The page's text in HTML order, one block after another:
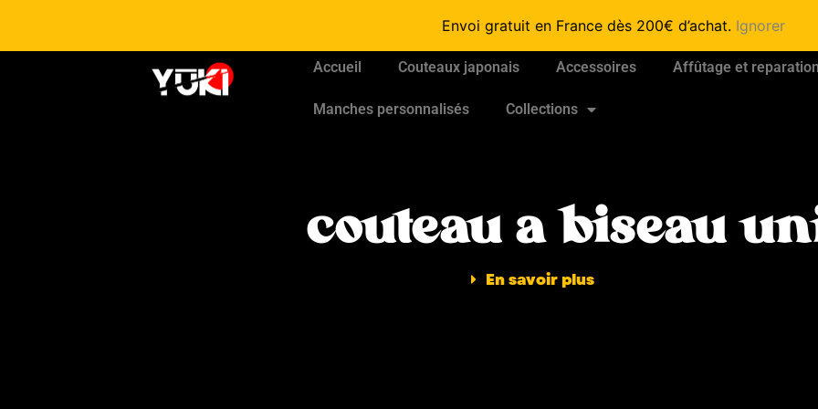
Envoi gratuit en France dès 200€ d’achat. Ignorer
Accueil Couteaux japonais Accessoires Affûtage et reparation
Manches personnalisés Collections
couteau a biseau
En savoir plus